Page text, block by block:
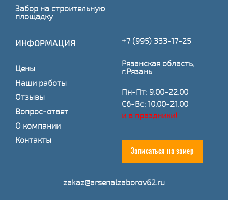
Забор на строительную
площадку
ИНФОРМАЦИЯ
Цены
Наши работы
Отзывы
Вопрос-ответ
О компании
Контакты
+7 (995) 333-17-25
Рязанская область,
г.Рязань
Пн-Пт: 9.00-22.00
Сб-Вс: 10.00-21.00
и в праздники!
Записаться на замер
zakaz@arsenalzaborov62.ru